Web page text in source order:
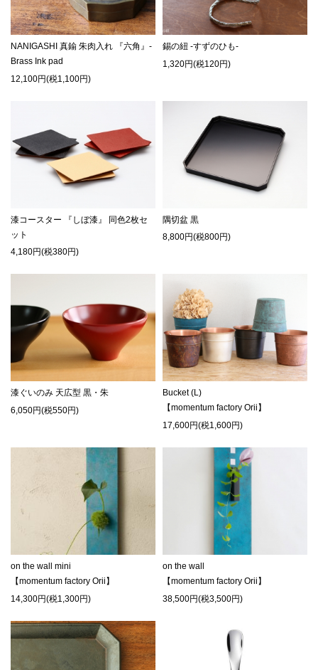
NANIGASHI 真鍮 朱肉入れ 『六角』-
Brass Ink pad
12,100円(税1,100円)
錫の紐 -すずのひも-
1,320円(税120円)
漆コースター 『しぼ漆』 同色2枚セ
ット
4,180円(税380円)
隅切盆 黒
8,800円(税800円)
漆ぐいのみ 天広型 黒・朱
6,050円(税550円)
Bucket (L)
【momentum factory Orii】
17,600円(税1,600円)
on the wall mini
【momentum factory Orii】
14,300円(税1,300円)
on the wall
【momentum factory Orii】
38,500円(税3,500円)